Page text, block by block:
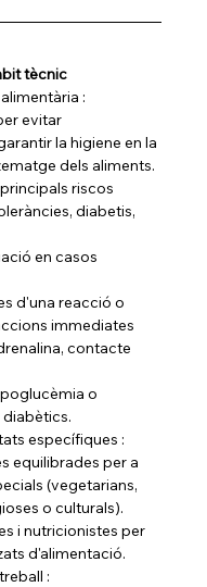
tècnic
:
evitar
la higiene en la
dels aliments.
riscos
diabetis,
en casos
d'una reacció o
immediates
contacte
o
específiques :
equilibrades per a
(vegetarians,
o culturals).
i nutricionistes per
d'alimentació.
: